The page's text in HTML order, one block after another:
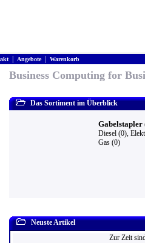
| Angebote| Warenkorb
Business Computing for
Das Sortiment im Überblick
Gabelstapler
Diesel (0),
Gas (0)
Neuste Artikel
Zur Zeit